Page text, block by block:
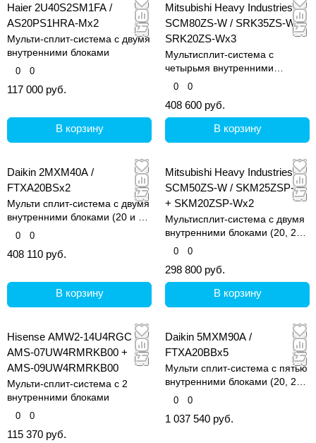
Haier 2U40S2SM1FA /
AS20PS1HRA-Mx2
Мульти-сплит-система с двумя
внутренними блоками
0 0
117 000 руб.
В корзину
Mitsubishi Heavy Industries
SCM80ZS-W / SRK35ZS-W +
SRK20ZS-Wx3
Мультисплит-система с
четырьмя внутренними
блоками (20, 20, 20 и 35 кв.м)
0 0
408 600 руб.
В корзину
Daikin 2MXM40A /
FTXA20BSx2
Мульти сплит-система с двумя
внутренними блоками (20 и 20
кв.м)
0 0
408 110 руб.
В корзину
Mitsubishi Heavy Industries
SCM50ZS-W / SKM25ZSP-W
+ SKM20ZSP-Wx2
Мультисплит-система с двумя
внутренними блоками (20, 20
и 25 кв.м)
0 0
298 800 руб.
В корзину
Hisense AMW2-14U4RGC /
AMS-07UW4RMRKB00 +
AMS-09UW4RMRKB00
Мульти-сплит-система с 2
внутренними блоками
0 0
115 370 руб.
Daikin 5MXM90A /
FTXA20BBx5
Мульти сплит-система с пятью
внутренними блоками (20, 20,
20, 20 и 20 кв.м)
0 0
1 037 540 руб.